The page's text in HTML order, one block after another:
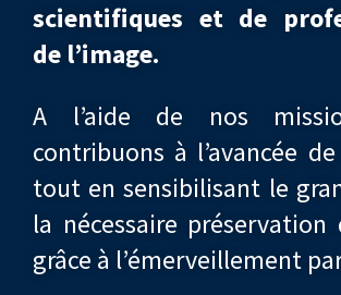
scientifiques et de
de l’image.
A l’aide de nos
contribuons à l’avancée
tout en sensibilisant le
la nécessaire préservation
grâce à l’émerveillement